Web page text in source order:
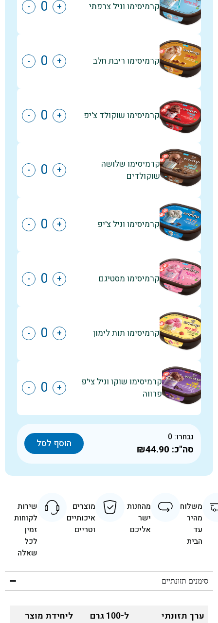
קרמיסימו וניל צרפתי +
-
קרמיסימו ריבת חלב +
-
קרמיסימו שוקולד צ'יפ +
-
קרמיסימו שלושה
שוקולדים
+
-
קרמיסימו וניל צ'יפ +
-
קרמיסימו מסטיגם +
-
קרמיסימו תות לימון +
-
קרמיסימו שוקו וניל צי'פ
פרווה
+
-
נבחרו: 0
סה"כ: ₪44.90 הוסף לסל
משלוח
מהיר
עד
הבית
מהחנות
ישר
אליכם
מוצרים
איכותיים
וטריים
שירות
לקוחות
זמין
לכל
שאלה
סימנים תזונתיים
ערך תזונתי ל-100 גרם ליחידת מוצר